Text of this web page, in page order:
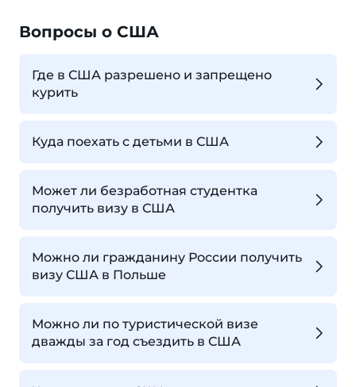
Вопросы о США
Где в США разрешено и запрещено
курить
Куда поехать с детьми в США
Может ли безработная студентка
получить визу в США
Можно ли гражданину России получить
визу США в Польше
Можно ли по туристической визе
дважды за год съездить в США